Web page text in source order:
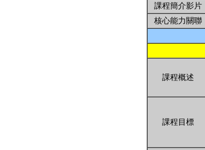
課程簡介影片
核心能力關聯
課程概述
課程目標